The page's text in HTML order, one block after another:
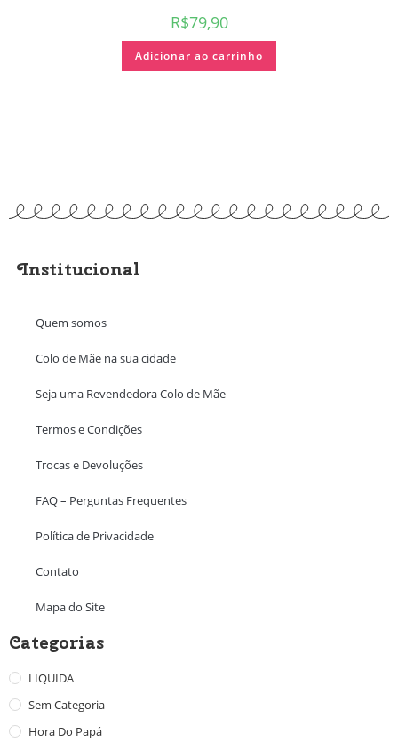
R$79,90
Adicionar ao carrinho
Institucional
Quem somos
Colo de Mãe na sua cidade
Seja uma Revendedora Colo de Mãe
Termos e Condições
Trocas e Devoluções
FAQ – Perguntas Frequentes
Política de Privacidade
Contato
Mapa do Site
Categorias
LIQUIDA
Sem Categoria
Hora Do Papá